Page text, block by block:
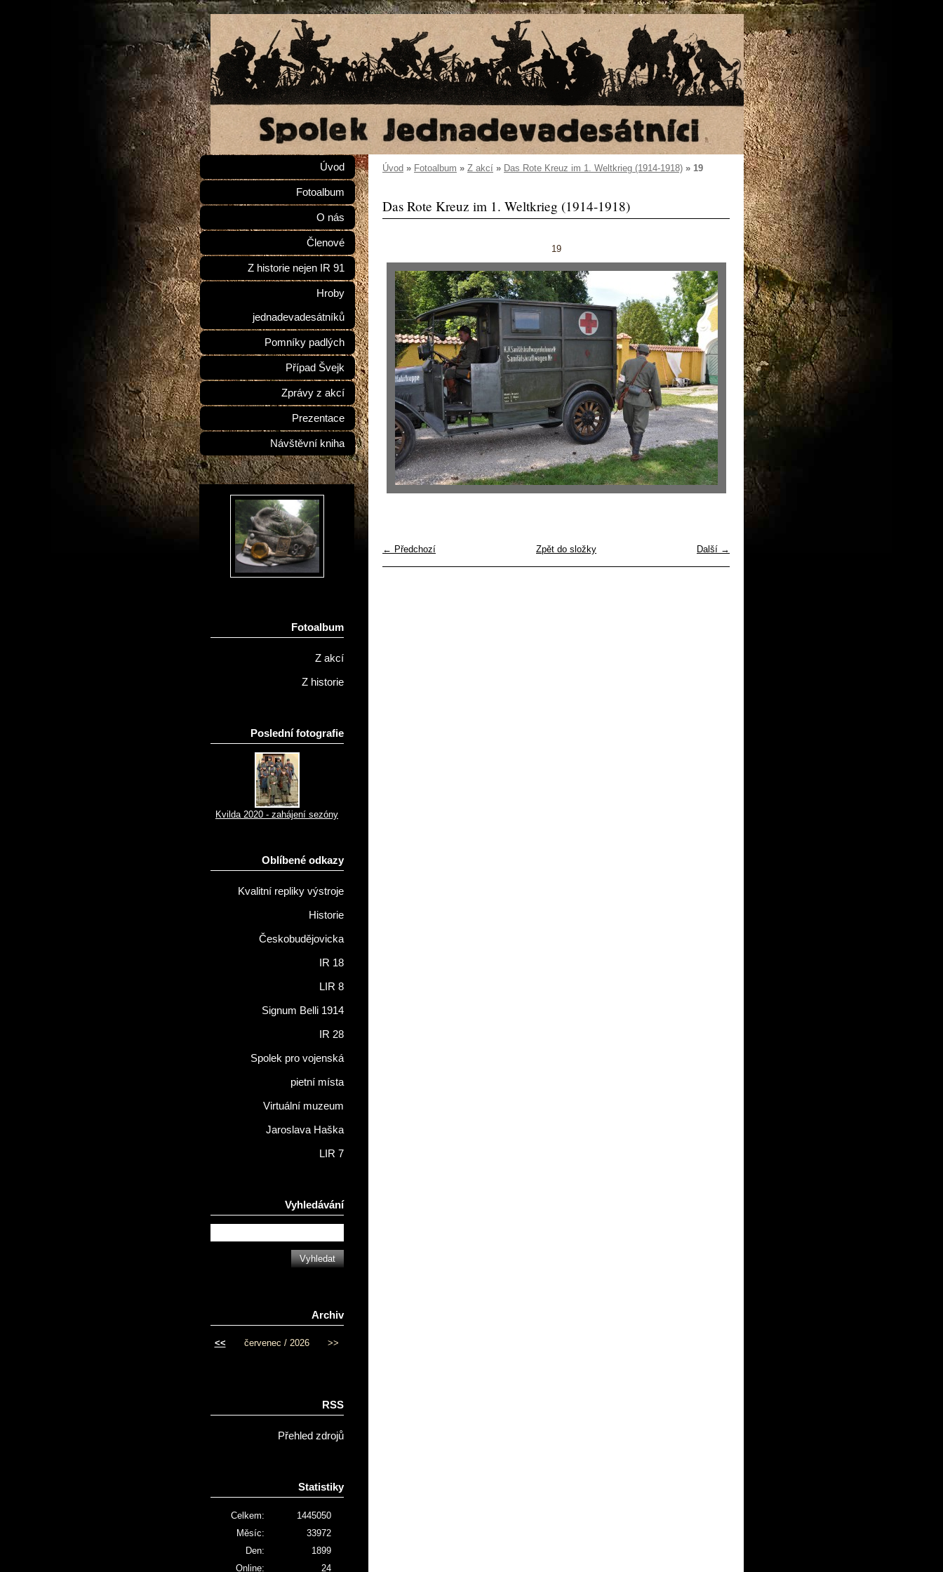
Úvod » Fotoalbum » Z akcí » Das Rote Kreuz im 1. Weltkrieg (1914-1918) » 19
Das Rote Kreuz im 1. Weltkrieg (1914-1918)
19
← Předchozí Další →
Zpět do složky
Úvod
Fotoalbum
O nás
Členové
Z historie nejen IR 91
Hroby
jednadevadesátníků
Pomníky padlých
Případ Švejk
Zprávy z akcí
Prezentace
Návštěvní kniha
Fotoalbum
Z akcí
Z historie
Poslední fotografie
Kvilda 2020 - zahájení sezóny
Oblíbené odkazy
Kvalitní repliky výstroje
Historie
Českobudějovicka
IR 18
LIR 8
Signum Belli 1914
IR 28
Spolek pro vojenská
pietní místa
Virtuální muzeum
Jaroslava Haška
LIR 7
Vyhledávání
Archiv
<< červenec / 2026 >>
RSS
Přehled zdrojů
Statistiky
Online: 24
Celkem:
1445050
Měsíc:
33972
Den:
1899